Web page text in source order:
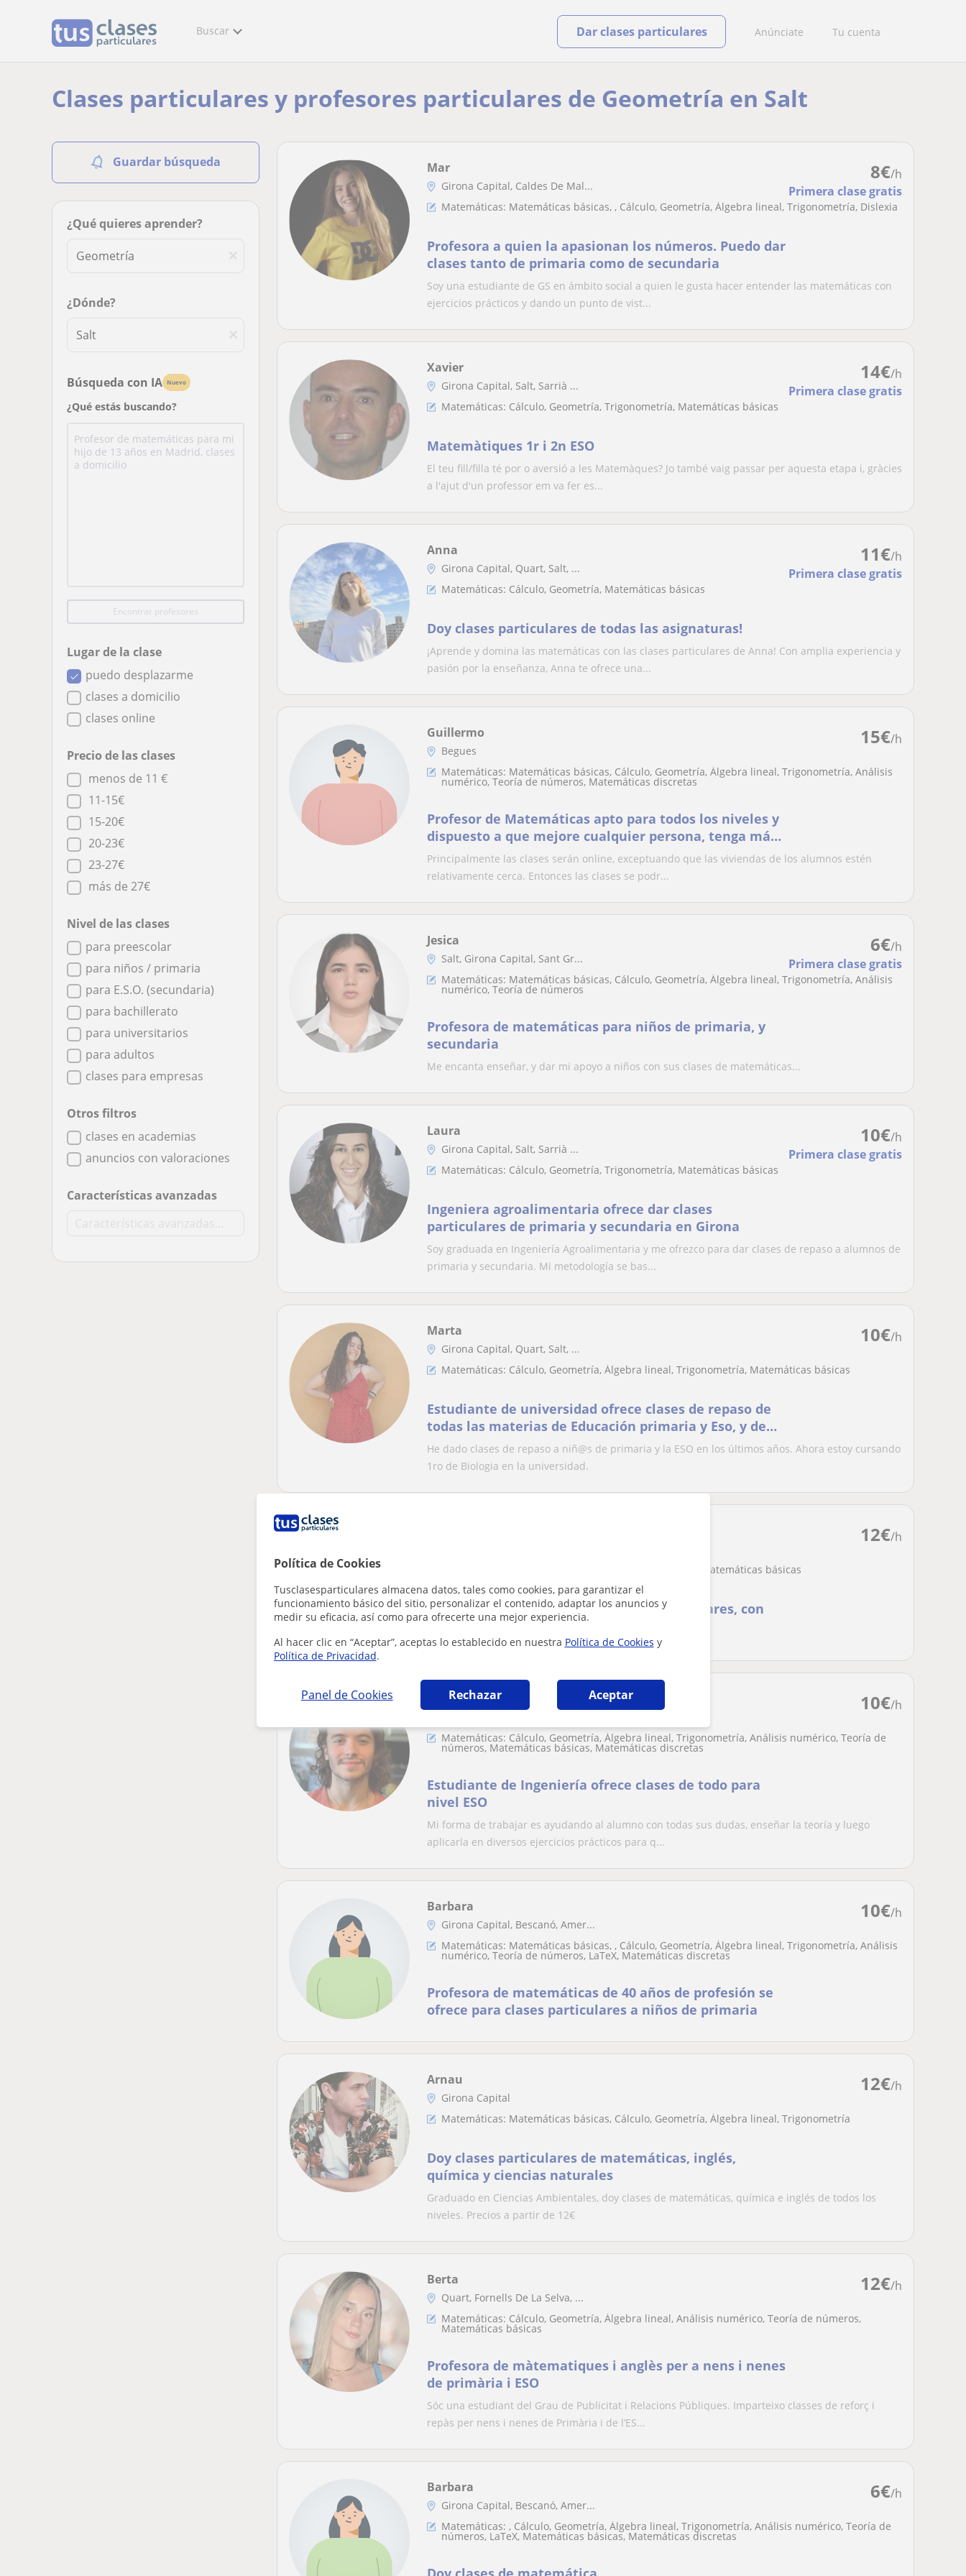
Política de Cookies
Tusclasesparticulares almacena datos, tales como cookies, para garantizar el
funcionamiento básico del sitio, personalizar el contenido, adaptar los anuncios y
medir su eficacia, así como para ofrecerte una mejor experiencia.
Al hacer clic en “Aceptar”, aceptas lo establecido en nuestra Política de Cookies y
Política de Privacidad.
Panel de Cookies Rechazar Aceptar
Buscar Anúnciate Tu cuenta
Dar clases particulares
Clases particulares y profesores particulares de Geometría en Salt
Guardar búsqueda
¿Qué quieres aprender?
¿Dónde?
Búsqueda con IA Nuevo
¿Qué estás buscando?
Encontrar profesores
Lugar de la clase
puedo desplazarme
clases a domicilio
clases online
Precio de las clases
menos de 11 €
11-15€
15-20€
20-23€
23-27€
más de 27€
Nivel de las clases
para preescolar
para niños / primaria
para E.S.O. (secundaria)
para bachillerato
para universitarios
para adultos
clases para empresas
Otros filtros
clases en academias
anuncios con valoraciones
Características avanzadas
8€/h
Primera clase gratis
Mar
Girona Capital, Caldes De Mal...
Matemáticas: Matemáticas básicas, , Cálculo, Geometría, Álgebra lineal, Trigonometría, Dislexia
Profesora a quien la apasionan los números. Puedo dar
clases tanto de primaria como de secundaria
Soy una estudiante de GS en ámbito social a quien le gusta hacer entender las matemáticas con
ejercicios prácticos y dando un punto de vist...
14€/h
Primera clase gratis
Xavier
Girona Capital, Salt, Sarrià ...
Matemáticas: Cálculo, Geometría, Trigonometría, Matemáticas básicas
Matemàtiques 1r i 2n ESO
El teu fill/filla té por o aversió a les Matemàques? Jo també vaig passar per aquesta etapa i, gràcies
a l'ajut d'un professor em va fer es...
11€/h
Primera clase gratis
Anna
Girona Capital, Quart, Salt, ...
Matemáticas: Cálculo, Geometría, Matemáticas básicas
Doy clases particulares de todas las asignaturas!
¡Aprende y domina las matemáticas con las clases particulares de Anna! Con amplia experiencia y
pasión por la enseñanza, Anna te ofrece una...
15€/h
Guillermo
Begues
Matemáticas: Matemáticas básicas, Cálculo, Geometría, Álgebra lineal, Trigonometría, Análisis
numérico, Teoría de números, Matemáticas discretas
Profesor de Matemáticas apto para todos los niveles y
dispuesto a que mejore cualquier persona, tenga más
o menos dificultad.
Principalmente las clases serán online, exceptuando que las viviendas de los alumnos estén
relativamente cerca. Entonces las clases se podr...
6€/h
Primera clase gratis
Jesica
Salt, Girona Capital, Sant Gr...
Matemáticas: Matemáticas básicas, Cálculo, Geometría, Álgebra lineal, Trigonometría, Análisis
numérico, Teoría de números
Profesora de matemáticas para niños de primaria, y
secundaria
Me encanta enseñar, y dar mi apoyo a niños con sus clases de matemáticas...
10€/h
Primera clase gratis
Laura
Girona Capital, Salt, Sarrià ...
Matemáticas: Cálculo, Geometría, Trigonometría, Matemáticas básicas
Ingeniera agroalimentaria ofrece dar clases
particulares de primaria y secundaria en Girona
Soy graduada en Ingeniería Agroalimentaria y me ofrezco para dar clases de repaso a alumnos de
primaria y secundaria. Mi metodología se bas...
10€/h
Marta
Girona Capital, Quart, Salt, ...
Matemáticas: Cálculo, Geometría, Álgebra lineal, Trigonometría, Matemáticas básicas
Estudiante de universidad ofrece clases de repaso de
todas las materias de Educación primaria y Eso, y de
todas las asignaturas del Bachillerato Científico
He dado clases de repaso a niñ@s de primaria y la ESO en los últimos años. Ahora estoy cursando
1ro de Biologia en la universidad.
12€/h
Matemáticas: Cálculo, Geometría, Teoría de números, Matemáticas básicas
Profesor con experiencia en clases particulares, con
muchas ganas de enseñar y ayudar
10€/h
Miquel
Matemáticas: Cálculo, Geometría, Álgebra lineal, Trigonometría, Análisis numérico, Teoría de
números, Matemáticas básicas, Matemáticas discretas
Estudiante de Ingeniería ofrece clases de todo para
nivel ESO
Mi forma de trabajar es ayudando al alumno con todas sus dudas, enseñar la teoría y luego
aplicarla en diversos ejercicios prácticos para q...
10€/h
Barbara
Girona Capital, Bescanó, Amer...
Matemáticas: Matemáticas básicas, , Cálculo, Geometría, Álgebra lineal, Trigonometría, Análisis
numérico, Teoría de números, LaTeX, Matemáticas discretas
Profesora de matemáticas de 40 años de profesión se
ofrece para clases particulares a niños de primaria
12€/h
Arnau
Girona Capital
Matemáticas: Matemáticas básicas, Cálculo, Geometría, Álgebra lineal, Trigonometría
Doy clases particulares de matemáticas, inglés,
química y ciencias naturales
Graduado en Ciencias Ambientales, doy clases de matemáticas, química e inglés de todos los
niveles. Precios a partir de 12€
12€/h
Berta
Quart, Fornells De La Selva, ...
Matemáticas: Cálculo, Geometría, Álgebra lineal, Análisis numérico, Teoría de números,
Matemáticas básicas
Profesora de màtematiques i anglès per a nens i nenes
de primària i ESO
Sóc una estudiant del Grau de Publicitat i Relacions Públiques. Imparteixo classes de reforç i
repàs per nens i nenes de Primària i de l’ES...
6€/h
Barbara
Girona Capital, Bescanó, Amer...
Matemáticas: , Cálculo, Geometría, Álgebra lineal, Trigonometría, Análisis numérico, Teoría de
números, LaTeX, Matemáticas básicas, Matemáticas discretas